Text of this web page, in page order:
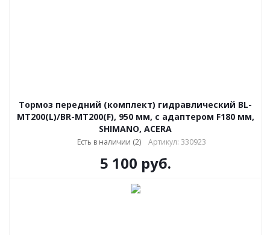
Тормоз передний (комплект) гидравлический BL-
MT200(L)/BR-MT200(F), 950 мм, с адаптером F180 мм,
SHIMANO, ACERA
Есть в наличии (2) Артикул: 330923
5 100 руб.